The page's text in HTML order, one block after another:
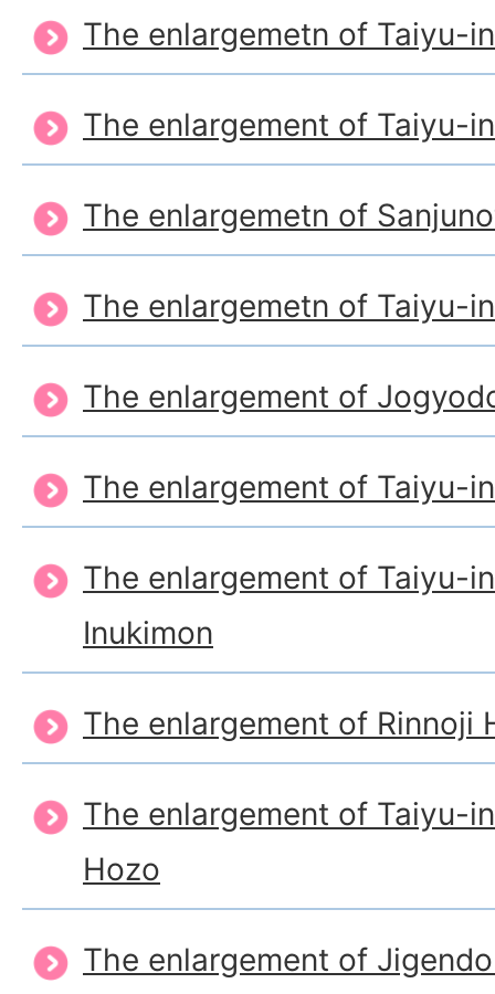
The enlargemetn of Taiyu-
The enlargement of Taiyu-
The enlargemetn of
The enlargemetn of Taiyu-
The enlargement of
The enlargement of Taiyu-
The enlargement of Taiyu-
Inukimon
The enlargement of Rinnoji
The enlargement of Taiyu-
Hozo
The enlargement of